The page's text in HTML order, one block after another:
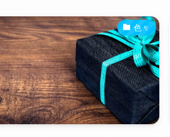
色々